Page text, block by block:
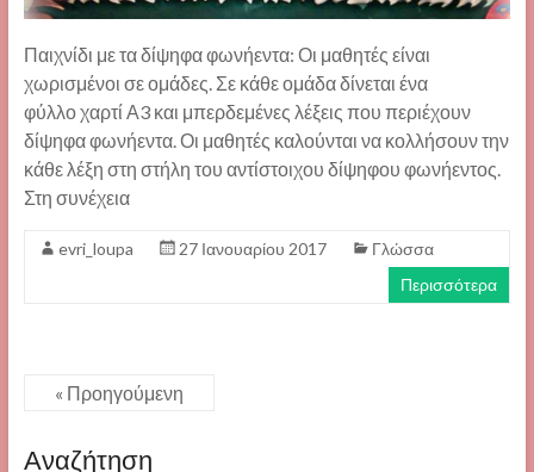
Παιχνίδι με τα δίψηφα φωνήεντα: Οι μαθητές είναι
χωρισμένοι σε ομάδες. Σε κάθε ομάδα δίνεται ένα
φύλλο χαρτί Α3 και μπερδεμένες λέξεις που περιέχουν
δίψηφα φωνήεντα. Οι μαθητές καλούνται να κολλήσουν την
κάθε λέξη στη στήλη του αντίστοιχου δίψηφου φωνήεντος.
Στη συνέχεια
evri_loupa 27 Ιανουαρίου 2017
Γλώσσα
Περισσότερα
« Προηγούμενη
Αναζήτηση